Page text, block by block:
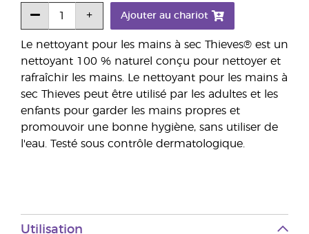
Le nettoyant pour les mains à sec Thieves® est un
nettoyant 100 % naturel conçu pour nettoyer et
rafraîchir les mains. Le nettoyant pour les mains à
sec Thieves peut être utilisé par les adultes et les
enfants pour garder les mains propres et
promouvoir une bonne hygiène, sans utiliser de
l'eau. Testé sous contrôle dermatologique.
Ajouter au chariot
Utilisation